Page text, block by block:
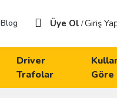
Blog Üye Ol /Giriş
Driver
Trafolar
Göre